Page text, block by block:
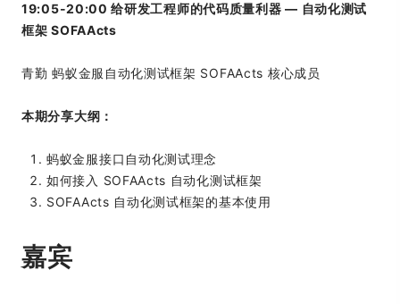
19:05-20:00 给研发工程师的代码质量利器 — 自动化测试
框架 SOFAActs
青勤 蚂蚁金服自动化测试框架 SOFAActs 核心成员
本期分享大纲：
蚂蚁金服接口自动化测试理念
如何接入 SOFAActs 自动化测试框架
SOFAActs 自动化测试框架的基本使用
嘉宾